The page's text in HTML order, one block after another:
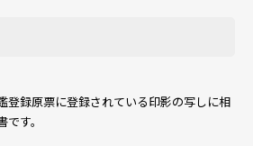
登録原票に登録されている印影の写しに相
す。